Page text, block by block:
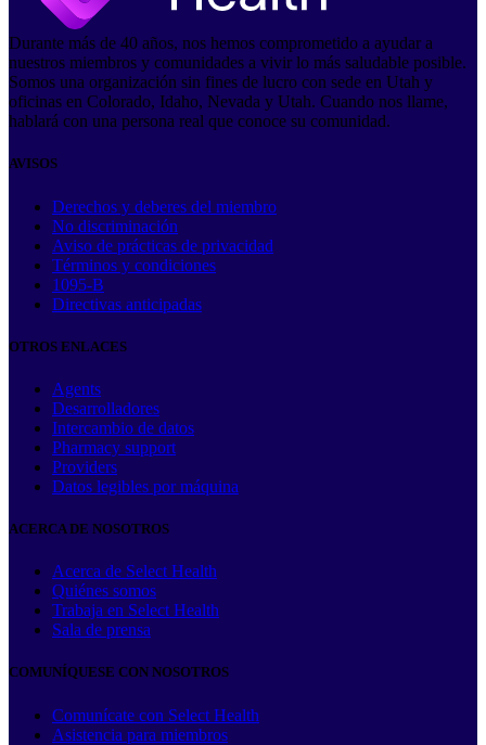
Durante más de 40 años, nos hemos comprometido a ayudar a
nuestros miembros y comunidades a vivir lo más saludable posible.
Somos una organización sin fines de lucro con sede en Utah y
oficinas en Colorado, Idaho, Nevada y Utah. Cuando nos llame,
hablará con una persona real que conoce su comunidad.
AVISOS
Derechos y deberes del miembro
No discriminación
Aviso de prácticas de privacidad
Términos y condiciones
1095-B
Directivas anticipadas
OTROS ENLACES
Agents
Desarrolladores
Intercambio de datos
Pharmacy support
Providers
Datos legibles por máquina
ACERCA DE NOSOTROS
Acerca de Select Health
Quiénes somos
Trabaja en Select Health
Sala de prensa
COMUNÍQUESE CON NOSOTROS
Comunícate con Select Health
Asistencia para miembros